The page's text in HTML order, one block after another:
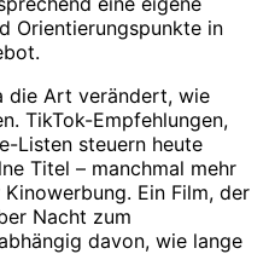
Orientierungspunkte in
die Art verändert, wie
TikTok-Empfehlungen,
Listen steuern heute
Titel – manchmal mehr
Ein Film, der
Nacht zum
davon, wie lange